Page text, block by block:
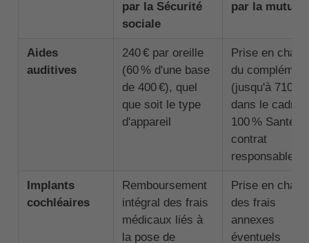
par la Sécurité
sociale
par la
Aides
auditives
240 € par oreille
(60 % d'une base
de 400 €), quel
que soit le type
d'appareil
Prise en
du
(jusqu'à 710 €)
dans le cadre
100 % Santé si
contrat
responsable
Implants
cochléaires
Remboursement
intégral des frais
médicaux liés à
la pose de
Prise en
des frais
annexes
éventuels